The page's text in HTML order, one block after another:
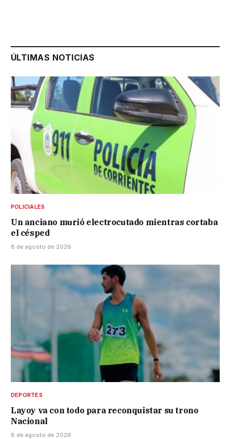
ÚLTIMAS NOTICIAS
POLICIALES
Un anciano murió electrocutado mientras cortaba
el césped
8 de agosto de 2026
DEPORTES
Layoy va con todo para reconquistar su trono
Nacional
8 de agosto de 2026